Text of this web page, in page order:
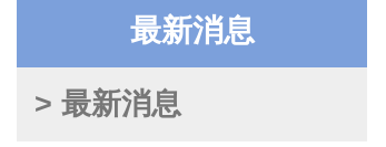
最新消息
> 最新消息